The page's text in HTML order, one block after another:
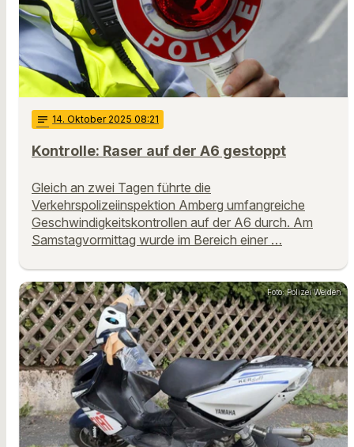
notes 14. Oktober 2025 08:21
Kontrolle: Raser auf der A6 gestoppt
Gleich an zwei Tagen führte die
Verkehrspolizeiinspektion Amberg umfangreiche
Geschwindigkeitskontrollen auf der A6 durch. Am
Samstagvormittag wurde im Bereich einer …
Foto: Polizei Weiden